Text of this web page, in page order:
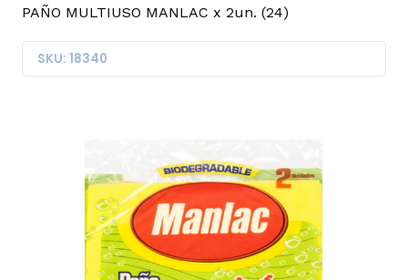
PAÑO MULTIUSO MANLAC x 2un. (24)
SKU: 18340